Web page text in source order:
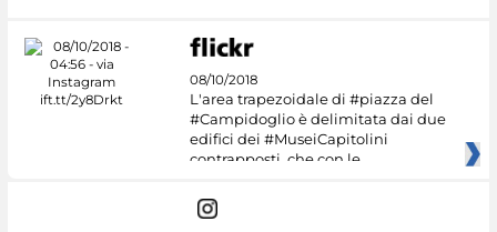
08/10/2018
L'area trapezoidale di #piazza del
#Campidoglio è delimitata dai due
edifici dei #MuseiCapitolini
contrapposti, che con le